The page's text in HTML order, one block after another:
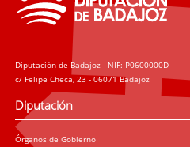
Diputación de Badajoz - NIF: P0600000D
c/ Felipe Checa, 23 - 06071 Badajoz
Diputación
Órganos de Gobierno